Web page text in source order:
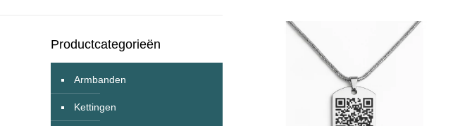
Productcategorieën
Armbanden
Kettingen